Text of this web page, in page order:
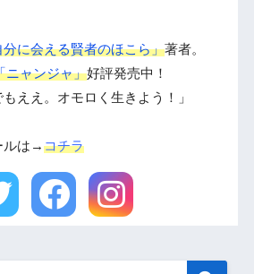
に会える賢者のほこら」著者。
ニャンジャ」好評発売中！
もええ。オモロく生きよう！」
ルは→コチラ